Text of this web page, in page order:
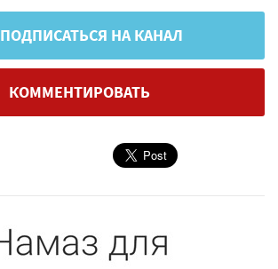
ПОДПИСАТЬСЯ НА КАНАЛ
КОММЕНТИРОВАТЬ